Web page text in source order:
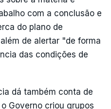
com a conclusão e
do plano de
de alertar "de forma
das condições de
dá também conta de
Governo criou grupos